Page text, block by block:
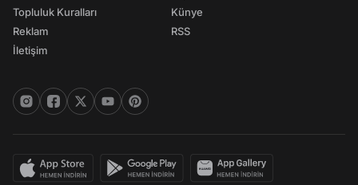
Topluluk Kuralları
Reklam
İletişim
Künye
RSS